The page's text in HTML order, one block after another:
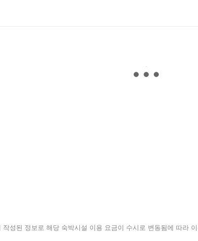
성된 정보로 해당 숙박시설 이용 요금이 수시로 변동됨에 따라